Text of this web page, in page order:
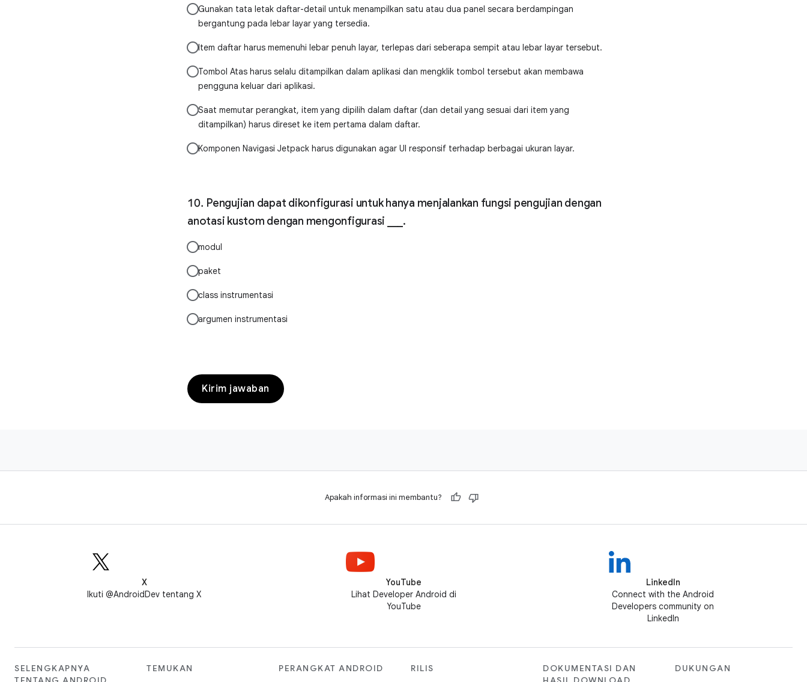
Gunakan tata letak daftar-detail untuk menampilkan satu atau dua panel secara berdampingan
bergantung pada lebar layar yang tersedia.
Item daftar harus memenuhi lebar penuh layar, terlepas dari seberapa sempit atau lebar layar tersebut.
Tombol Atas harus selalu ditampilkan dalam aplikasi dan mengklik tombol tersebut akan membawa
pengguna keluar dari aplikasi.
Saat memutar perangkat, item yang dipilih dalam daftar (dan detail yang sesuai dari item yang
ditampilkan) harus direset ke item pertama dalam daftar.
Komponen Navigasi Jetpack harus digunakan agar UI responsif terhadap berbagai ukuran layar.
Pengujian dapat dikonfigurasi untuk hanya menjalankan fungsi pengujian dengan
anotasi kustom dengan mengonfigurasi ___.
modul
paket
class instrumentasi
argumen instrumentasi
Kirim jawaban
Apakah informasi ini membantu?
X
Ikuti @AndroidDev tentang X
YouTube
Lihat Developer Android di
YouTube
LinkedIn
Connect with the Android
Developers community on
LinkedIn
SELENGKAPNYA
TEMUKAN PERANGKAT ANDROID RILIS
DOKUMENTASI DAN
DUKUNGAN